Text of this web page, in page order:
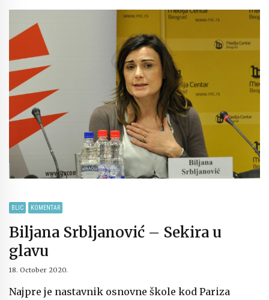
BLIC KOMENTAR
Biljana Srbljanović – Sekira u
glavu
18. October 2020.
Najpre je nastavnik osnovne škole kod Pariza